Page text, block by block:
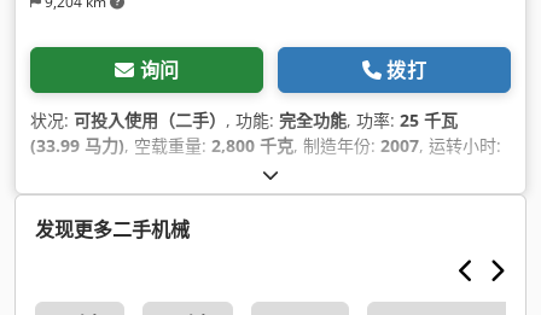
询问 拨打
状况: 可投入使用（二手） , 功能: 完全功能, 功率: 25 千瓦
(33.99 马力), 空载重量: 2,800 千克, 制造年份: 2007, 运转小时:
发现更多二手机械